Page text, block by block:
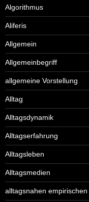
Algorithmus
Aliferis
Allgemein
Allgemeinbegriff
allgemeine Vorstellung
Alltag
Alltagsdynamik
Alltagserfahrung
Alltagsleben
Alltagsmedien
alltagsnahen